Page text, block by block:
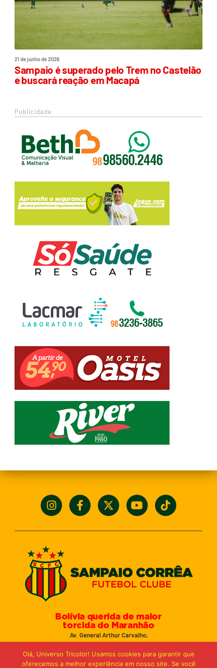
21 de junho de 2026
Sampaio é superado pelo Trem no Castelão
e buscará reação em Macapá
Publicidade
Bolívia querida de maior
torcida do Maranhão
Av. General Arthur Carvalho,
Email: marketing@sampaiocorreafc.com.br
© 2021 • Sampaio Corrêa Futebol Clube
Olá, Universo Tricolor! Usamos cookies para garantir que
oferecemos a melhor experiência em nosso site. Se você